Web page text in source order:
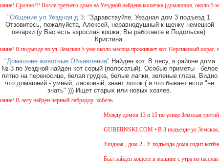
Возле третьего дома на Уездной найдена кошечка (домашняя, около 5
"Общение ул Уездная д 3: "Здравствуйте. Уездная дом 3 подъезд 1.
Отзовитесь, пожалуйста, Алексей, неравнодушный к щенку немецкой
овчарки (у Вас есть взрослая кошка, Вы работаете в Подольске).
Кристина.
подъезде по ул. Земская 5 уже около месяца проживает кот. Персиковый окрас, не
"Домашние животные Объявления":Найден кот. В лесу, в районе дома
№ 3 по Уездной найден кот серый (полосатый). Особые приметы - белое
пятно на переносице, белая грудка, белые лапки, зеленые глаза. Видно
что домашний - умный, ласковый, знает лоток ( и что бывает если "не
знать" ))) Ищет старых или новых хозяев.
лесу найден черный лабрадор. кобель.
Между домов 13 и 15 по улице Земская третий
GUBERNSKI.COM • В 3 подъезде ул.Земская,
Уездная , дом 2 . У подъезда дома сидит
Был найден кошеле в машине с утра по